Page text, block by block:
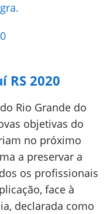
RS 2020
Rio Grande do
objetivas do
no próximo
a preservar a
os profissionais
face à
declarada como